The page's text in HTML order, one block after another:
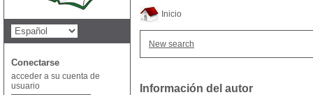
Inicio
New search
Información del autor
Conectarse
acceder a su cuenta de
usuario